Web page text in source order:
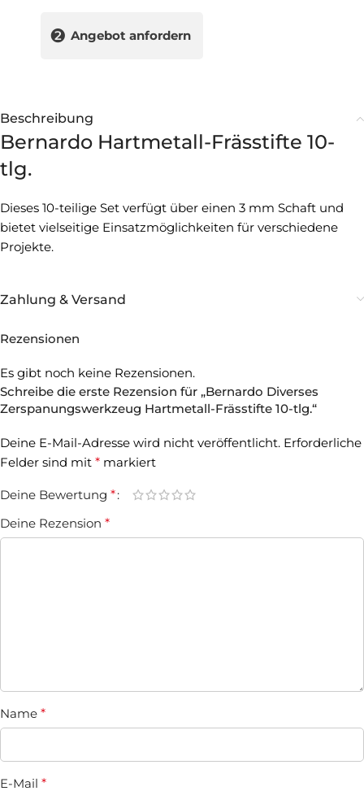
❷ Angebot anfordern
Beschreibung
Bernardo Hartmetall-Frässtifte 10-
tlg.
Dieses 10-teilige Set verfügt über einen 3 mm Schaft und
bietet vielseitige Einsatzmöglichkeiten für verschiedene
Projekte.
Zahlung & Versand
Rezensionen
Es gibt noch keine Rezensionen.
Schreibe die erste Rezension für „Bernardo Diverses
Zerspanungswerkzeug Hartmetall-Frässtifte 10-tlg.“
Deine E-Mail-Adresse wird nicht veröffentlicht. Erforderliche
Felder sind mit * markiert
Deine Bewertung *
Deine Rezension *
Name *
E-Mail *